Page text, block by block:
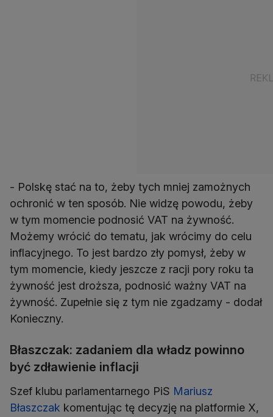
- Polskę stać na to, żeby tych mniej zamożnych
ochronić w ten sposób. Nie widzę powodu, żeby
w tym momencie podnosić VAT na żywność.
Możemy wrócić do tematu, jak wrócimy do celu
inflacyjnego. To jest bardzo zły pomysł, żeby w
tym momencie, kiedy jeszcze z racji pory roku ta
żywność jest droższa, podnosić ważny VAT na
żywność. Zupełnie się z tym nie zgadzamy - dodał
Konieczny.
Błaszczak: zadaniem dla władz powinno
być zdławienie inflacji
Szef klubu parlamentarnego PiS Mariusz
Błaszczak komentując tę decyzję na platformie X,